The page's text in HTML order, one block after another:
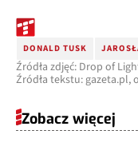
DONALD TUSK
Źródła zdjęć: Drop of
Źródła tekstu: gazeta.pl,
Zobacz więcej